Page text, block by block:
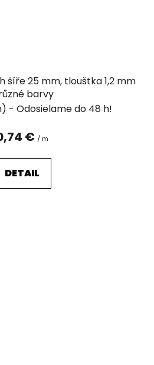
šíře 25 mm, tlouštka 1,2 mm
barvy
€ / m
DETAIL